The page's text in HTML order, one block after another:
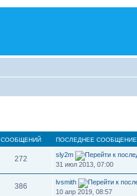
СООБЩЕНИЙ ПОСЛЕДНЕЕ СООБЩЕНИЕ
272
sly2m
31 июл 2013, 07:00
386
lvsmith
10 апр 2019, 08:57